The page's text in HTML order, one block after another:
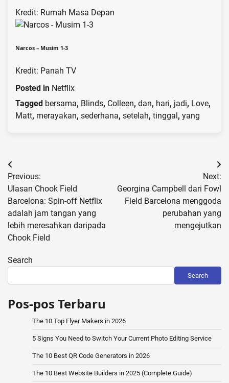
Kredit: Rumah Masa Depan
Narcos – Musim 1-3
Kredit: Panah TV
Posted in Netflix
Tagged bersama, Blinds, Colleen, dan, hari, jadi, Love,
Matt, merayakan, sederhana, setelah, tinggal , yang
Post
navigation
Previous:
Ulasan Chook Field
Barcelona: Spin-off Netflix
adalah jam tangan yang
lebih meresahkan daripada
Chook Field
Next:
Georgina Campbell dari Fowl
Field Barcelona menggoda
perubahan yang
mengejutkan
Search
Search
Pos-pos Terbaru
The 10 Top Flyer Makers in 2026
5 Signs You Need to Switch Your Current Photo Editing Service
The 10 Best QR Code Generators in 2026
The 10 Best Website Builders in 2025 (Complete Guide)